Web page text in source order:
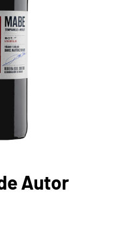
Autor